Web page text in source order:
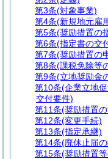
第3条(対象事業)
第4条(新規地元雇
第5条(奨励措置の
第6条(指定書の交
第7条(奨励措置の
第8条(課税免除等
第9条(立地奨励金
第10条(企業立地
交付要件)
第11条(奨励措置
第12条(変更手続)
第13条(指定承継)
第14条(廃休止届
第15条(奨励措置